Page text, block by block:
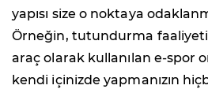
yapısı size o noktaya
Örneğin, tutundurma faaliyeti
araç olarak kullanılan e-spor
kendi içinizde yapmanızın